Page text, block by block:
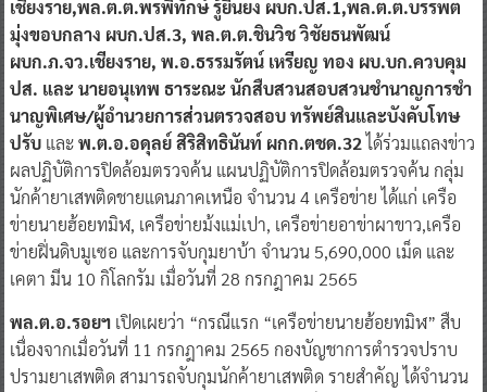
ผบก.ภ.จว.เชียงราย, พ.อ.ธรรมรัตน์ เหรียญ ทอง ผบ.บก.ควบคุม
ปส. และ นายอนุเทพ ธาระณะ นักสืบสวนสอบสวนชํานาญการชํา
นาญพิเศษ/ผู้อํานวยการส่วนตรวจสอบ ทรัพย์สินและบังคับโทษ
ปรับและ พ.ต.อ.อดุลย์ สิริสิทธินันท์ ผกก.ตชด.32ได้ร่วมแถลงข่าว
ผลปฏิบัติการปิดล้อมตรวจค้น แผนปฏิบัติการปิดล้อมตรวจค้น กลุ่ม
นักค้ายาเสพติดชายแดนภาคเหนือ จํานวน 4 เครือข่าย ได้แก่ เครือ
ข่ายนายฮ้อยทมิฬ, เครือข่ายม้งแม่เปา, เครือข่ายอาข่าผาขาว,เครือ
ข่ายฝิ่นดิบมูเซอ และการจับกุมยาบ้า จํานวน 5,690,000 เม็ด และ
เคตา มีน 10 กิโลกรัม เมื่อวันที่ 28 กรกฎาคม 2565
พล.ต.อ.รอยฯเปิดเผยว่า “กรณีแรก “เครือข่ายนายฮ้อยทมิฬ” สืบ
ปรามยาเสพติด สามารถจับกุมนักค้ายาเสพติด รายสําคัญ ได้จํานวน
3 คน พร้อมของกลางยาบ้าประมาณ 7 ล้านเม็ด ตนและ พล.ต.ท.สรา
ยุทธ สงวนโภคัย ผบช.ปส. จึงได้สั่งการให้ พล.ต.ต.บรรพต มุ่งขอบ